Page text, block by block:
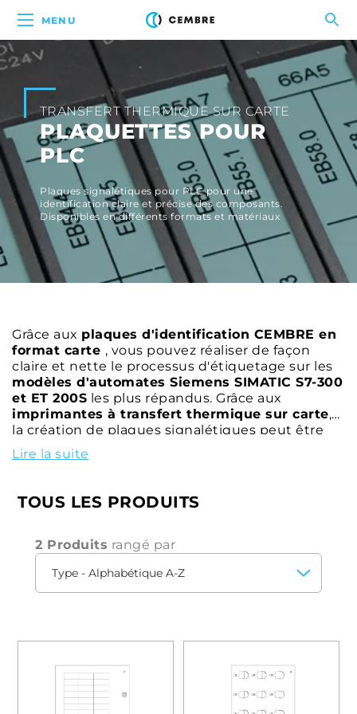
MENU
TRANSFERT THERMIQUE SUR CARTE
PLAQUETTES POUR
PLC
Plaques signalétiques pour PLC pour une
identification claire et précise des composants.
Disponibles en différents formats et matériaux
Grâce aux plaques d'identification CEMBRE en
format carte , vous pouvez réaliser de façon
claire et nette le processus d'étiquetage sur les
modèles d'automates Siemens SIMATIC S7-300
et ET 200S les plus répandus. Grâce aux
imprimantes à transfert thermique sur carte,
la création de plaques signalétiques peut être
organisée efficacement.
Lire la suite
TOUS LES PRODUITS
2 Produits rangé par